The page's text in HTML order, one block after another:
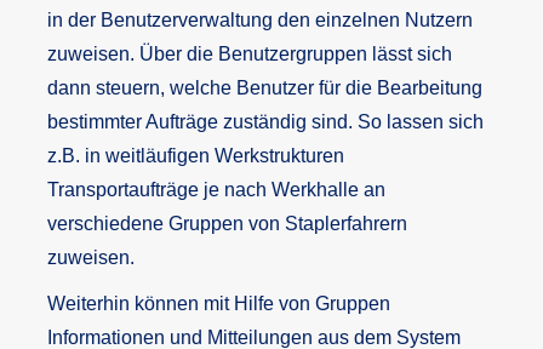
in der Benutzerverwaltung den einzelnen Nutzern
zuweisen. Über die Benutzergruppen lässt sich
dann steuern, welche Benutzer für die Bearbeitung
bestimmter Aufträge zuständig sind. So lassen sich
z.B. in weitläufigen Werkstrukturen
Transportaufträge je nach Werkhalle an
verschiedene Gruppen von Staplerfahrern
zuweisen.
Weiterhin können mit Hilfe von Gruppen
Informationen und Mitteilungen aus dem System